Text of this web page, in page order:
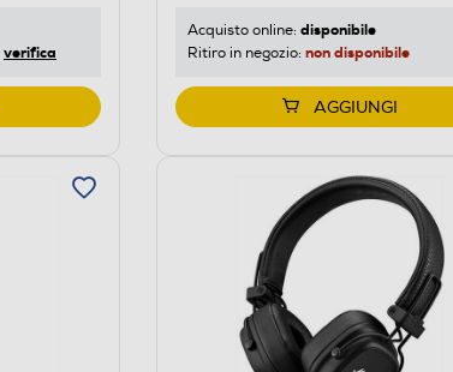
verifica
Acquisto online: disponibile
Ritiro in negozio: non disponibile
AGGIUNGI